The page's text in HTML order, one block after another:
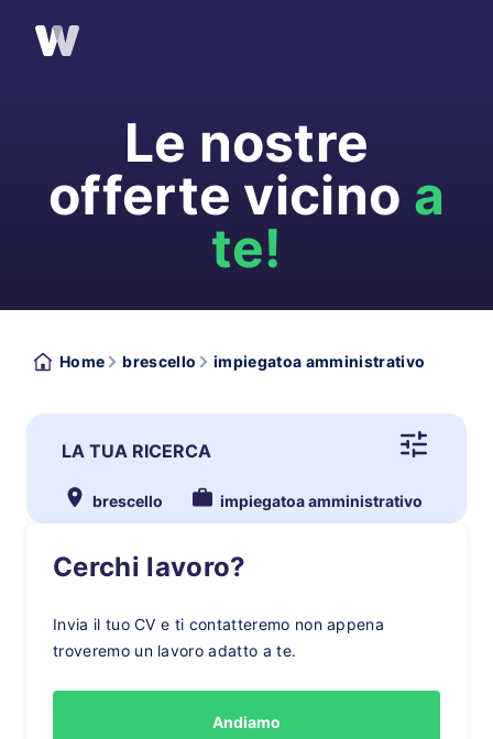
Le nostre
offerte vicino a
te!
Home brescello impiegatoa amministrativo
LA TUA RICERCA
brescello impiegatoa amministrativo
Cerchi lavoro?
Invia il tuo CV e ti contatteremo non appena
troveremo un lavoro adatto a te.
Andiamo